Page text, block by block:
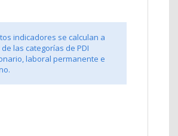
indicadores se calculan a
las categorías de PDI
laboral permanente e